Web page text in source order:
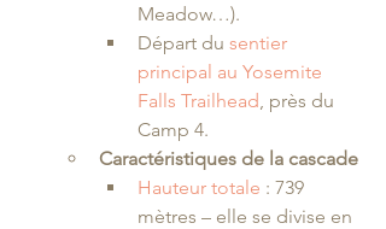
Meadow…).
Départ du sentier
principal au Yosemite
Falls Trailhead, près du
Camp 4.
Caractéristiques de la cascade
Hauteur totale : 739
mètres – elle se divise en